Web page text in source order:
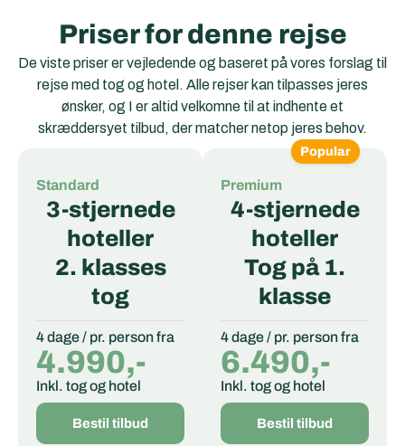
Priser for denne rejse
De viste priser er vejledende og baseret på vores forslag til
rejse med tog og hotel. Alle rejser kan tilpasses jeres
ønsker, og I er altid velkomne til at indhente et
skræddersyet tilbud, der matcher netop jeres behov.
Standard
3-stjernede
hoteller
2. klasses
tog
4 dage / pr. person fra
4.990,-
Inkl. tog og hotel
Bestil tilbud
Premium
4-stjernede
hoteller
Tog på 1.
klasse
4 dage / pr. person fra
6.490,-
Inkl. tog og hotel
Bestil tilbud
Popular